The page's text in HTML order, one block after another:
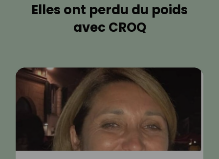
Elles ont perdu du poids
avec CROQ